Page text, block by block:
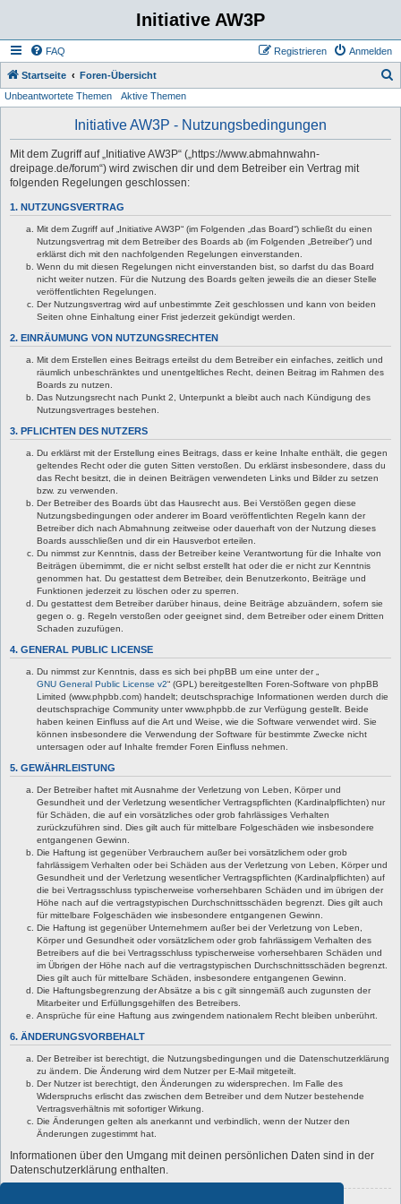
Initiative AW3P
FAQ Anmelden
Registrieren
Startseite Foren-Übersicht
Unbeantwortete Themen Aktive Themen
Initiative AW3P - Nutzungsbedingungen
Mit dem Zugriff auf „Initiative AW3P“ („https://www.abmahnwahn-
dreipage.de/forum“) wird zwischen dir und dem Betreiber ein Vertrag mit
folgenden Regelungen geschlossen:
1. NUTZUNGSVERTRAG
Mit dem Zugriff auf „Initiative AW3P“ (im Folgenden „das Board“) schließt du einen
Nutzungsvertrag mit dem Betreiber des Boards ab (im Folgenden „Betreiber“) und
erklärst dich mit den nachfolgenden Regelungen einverstanden.
Wenn du mit diesen Regelungen nicht einverstanden bist, so darfst du das Board
nicht weiter nutzen. Für die Nutzung des Boards gelten jeweils die an dieser Stelle
veröffentlichten Regelungen.
Der Nutzungsvertrag wird auf unbestimmte Zeit geschlossen und kann von beiden
Seiten ohne Einhaltung einer Frist jederzeit gekündigt werden.
2. EINRÄUMUNG VON NUTZUNGSRECHTEN
Mit dem Erstellen eines Beitrags erteilst du dem Betreiber ein einfaches, zeitlich und
räumlich unbeschränktes und unentgeltliches Recht, deinen Beitrag im Rahmen des
Boards zu nutzen.
Das Nutzungsrecht nach Punkt 2, Unterpunkt a bleibt auch nach Kündigung des
Nutzungsvertrages bestehen.
3. PFLICHTEN DES NUTZERS
Du erklärst mit der Erstellung eines Beitrags, dass er keine Inhalte enthält, die gegen
geltendes Recht oder die guten Sitten verstoßen. Du erklärst insbesondere, dass du
das Recht besitzt, die in deinen Beiträgen verwendeten Links und Bilder zu setzen
bzw. zu verwenden.
Der Betreiber des Boards übt das Hausrecht aus. Bei Verstößen gegen diese
Nutzungsbedingungen oder anderer im Board veröffentlichten Regeln kann der
Betreiber dich nach Abmahnung zeitweise oder dauerhaft von der Nutzung dieses
Boards ausschließen und dir ein Hausverbot erteilen.
Du nimmst zur Kenntnis, dass der Betreiber keine Verantwortung für die Inhalte von
Beiträgen übernimmt, die er nicht selbst erstellt hat oder die er nicht zur Kenntnis
genommen hat. Du gestattest dem Betreiber, dein Benutzerkonto, Beiträge und
Funktionen jederzeit zu löschen oder zu sperren.
Du gestattest dem Betreiber darüber hinaus, deine Beiträge abzuändern, sofern sie
gegen o. g. Regeln verstoßen oder geeignet sind, dem Betreiber oder einem Dritten
Schaden zuzufügen.
4. GENERAL PUBLIC LICENSE
Du nimmst zur Kenntnis, dass es sich bei phpBB um eine unter der „
GNU General Public License v2“ (GPL) bereitgestellten Foren-Software von phpBB
Limited (www.phpbb.com) handelt; deutschsprachige Informationen werden durch die
deutschsprachige Community unter www.phpbb.de zur Verfügung gestellt. Beide
haben keinen Einfluss auf die Art und Weise, wie die Software verwendet wird. Sie
können insbesondere die Verwendung der Software für bestimmte Zwecke nicht
untersagen oder auf Inhalte fremder Foren Einfluss nehmen.
5. GEWÄHRLEISTUNG
Der Betreiber haftet mit Ausnahme der Verletzung von Leben, Körper und
Gesundheit und der Verletzung wesentlicher Vertragspflichten (Kardinalpflichten) nur
für Schäden, die auf ein vorsätzliches oder grob fahrlässiges Verhalten
zurückzuführen sind. Dies gilt auch für mittelbare Folgeschäden wie insbesondere
entgangenen Gewinn.
Die Haftung ist gegenüber Verbrauchern außer bei vorsätzlichem oder grob
fahrlässigem Verhalten oder bei Schäden aus der Verletzung von Leben, Körper und
Gesundheit und der Verletzung wesentlicher Vertragspflichten (Kardinalpflichten) auf
die bei Vertragsschluss typischerweise vorhersehbaren Schäden und im übrigen der
Höhe nach auf die vertragstypischen Durchschnittsschäden begrenzt. Dies gilt auch
für mittelbare Folgeschäden wie insbesondere entgangenen Gewinn.
Die Haftung ist gegenüber Unternehmern außer bei der Verletzung von Leben,
Körper und Gesundheit oder vorsätzlichem oder grob fahrlässigem Verhalten des
Betreibers auf die bei Vertragsschluss typischerweise vorhersehbaren Schäden und
im Übrigen der Höhe nach auf die vertragstypischen Durchschnittsschäden begrenzt.
Dies gilt auch für mittelbare Schäden, insbesondere entgangenen Gewinn.
Die Haftungsbegrenzung der Absätze a bis c gilt sinngemäß auch zugunsten der
Mitarbeiter und Erfüllungsgehilfen des Betreibers.
Ansprüche für eine Haftung aus zwingendem nationalem Recht bleiben unberührt.
6. ÄNDERUNGSVORBEHALT
Der Betreiber ist berechtigt, die Nutzungsbedingungen und die Datenschutzerklärung
zu ändern. Die Änderung wird dem Nutzer per E-Mail mitgeteilt.
Der Nutzer ist berechtigt, den Änderungen zu widersprechen. Im Falle des
Widerspruchs erlischt das zwischen dem Betreiber und dem Nutzer bestehende
Vertragsverhältnis mit sofortiger Wirkung.
Die Änderungen gelten als anerkannt und verbindlich, wenn der Nutzer den
Änderungen zugestimmt hat.
Informationen über den Umgang mit deinen persönlichen Daten sind in der
Datenschutzerklärung enthalten.